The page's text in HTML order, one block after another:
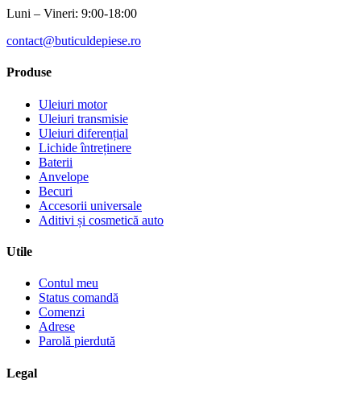
Luni – Vineri: 9:00-18:00
contact@buticuldepiese.ro
Produse
Uleiuri motor
Uleiuri transmisie
Uleiuri diferențial
Lichide întreținere
Baterii
Anvelope
Becuri
Accesorii universale
Aditivi și cosmetică auto
Utile
Contul meu
Status comandă
Comenzi
Adrese
Parolă pierdută
Legal